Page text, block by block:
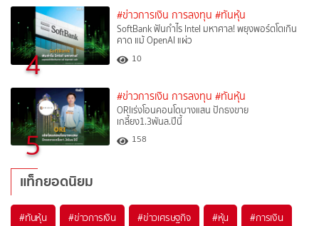
4
#ข่าวการเงิน การลงทุน #ทันหุ้น
SoftBank ฟันกำไร Intel มหาศาล! พยุงพอร์ตโตเกิน
คาด แม้ OpenAI แผ่ว
10
5
#ข่าวการเงิน การลงทุน #ทันหุ้น
ORIเร่งโอนคอนโดบางแสน ปักธงขาย
เกลี้ยง1.3พันล.ปีนี้
158
แท็กยอดนิยม
#ทันหุ้น #ข่าวการเงิน #ข่าวเศรษฐกิจ #หุ้น #การเงิน